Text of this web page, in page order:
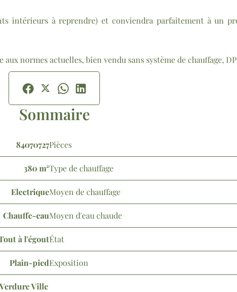
intérieurs à reprendre) et conviendra parfaitement à un
normes actuelles, bien vendu sans système de chauffage,
Sommaire
84070727Pièces
380 m²Type de chauffage
ElectriqueMoyen de chauffage
Chauffe-eauMoyen d'eau chaude
à l'égoutÉtat
Plain-piedExposition
Ville